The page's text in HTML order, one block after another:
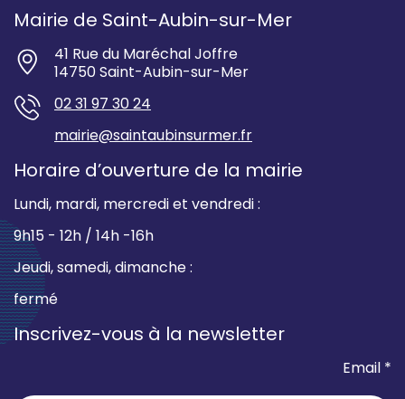
Mairie de Saint-Aubin-sur-Mer
41 Rue du Maréchal Joffre
14750 Saint-Aubin-sur-Mer
02 31 97 30 24
mairie@saintaubinsurmer.fr
Horaire d’ouverture de la mairie
Lundi, mardi, mercredi et vendredi :
9h15 - 12h / 14h -16h
Jeudi, samedi, dimanche :
fermé
Inscrivez-vous à la newsletter
Email *